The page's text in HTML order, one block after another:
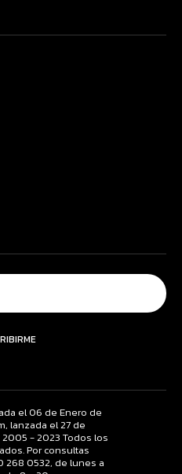
el 06 de Enero de
lanzada el 27 de
- 2023 Todos los
Por consultas
268 0532, de lunes a